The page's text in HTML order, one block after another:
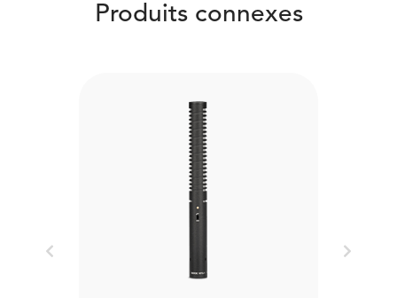
Produits connexes
Previous Next